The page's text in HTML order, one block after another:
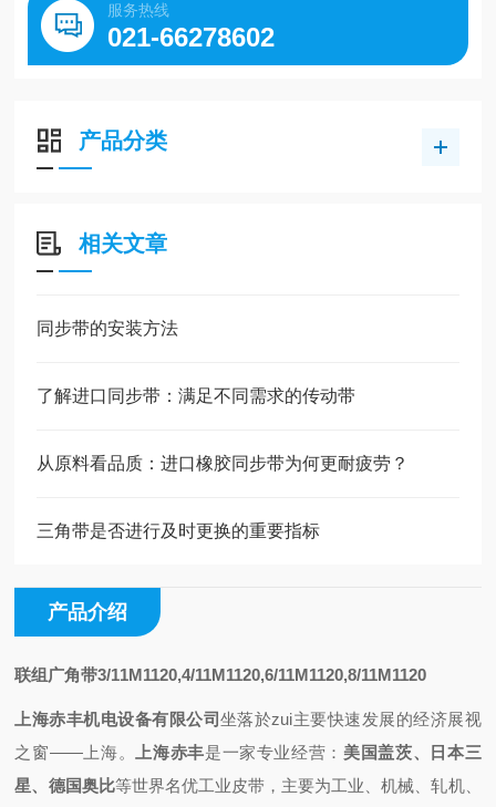
服务热线
021-66278602
产品分类
相关文章
同步带的安装方法
了解进口同步带：满足不同需求的传动带
从原料看品质：进口橡胶同步带为何更耐疲劳？
三角带是否进行及时更换的重要指标
产品介绍
联组广角带3/11M1120,4/11M1120,6/11M1120,8/11M1120
上海赤丰机电设备有限公司坐落於zui主要快速发展的经济展视
之 窗——上海。 上海赤丰是一家专业经营 ： 美国盖茨、日本三
星、德国奥比等世界名优工业皮带，主要为工业、机械、轧机、